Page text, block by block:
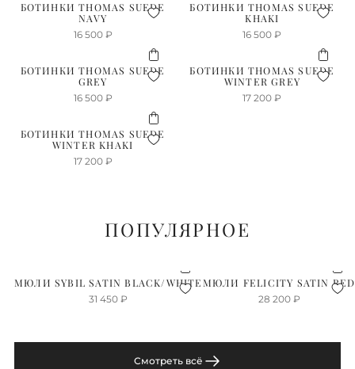
БОТИНКИ THOMAS SUEDE
NAVY
16 500 ₽
БОТИНКИ THOMAS SUEDE
KHAKI
16 500 ₽
БОТИНКИ THOMAS SUEDE
GREY
16 500 ₽
БОТИНКИ THOMAS SUEDE
WINTER GREY
17 200 ₽
БОТИНКИ THOMAS SUEDE
WINTER KHAKI
17 200 ₽
ПОПУЛЯРНОЕ
МЮЛИ SYBIL SATIN BLACK/WHITE
31 450 ₽
МЮЛИ FELICITY SATIN RED
28 200 ₽
Смотреть всё